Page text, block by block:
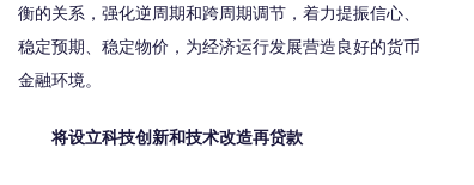
衡的关系，强化逆周期和跨周期调节，着力提振信心、
稳定预期、稳定物价，为经济运行发展营造良好的货币
金融环境。
将设立科技创新和技术改造再贷款